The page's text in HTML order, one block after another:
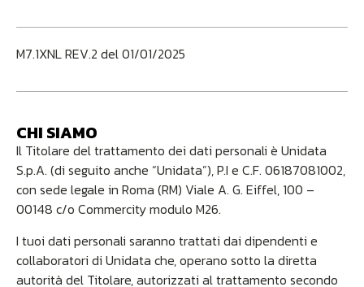
M7.1XNL REV.2 del 01/01/2025
CHI SIAMO
Il Titolare del trattamento dei dati personali è Unidata
S.p.A. (di seguito anche “Unidata”), P.I e C.F. 06187081002,
con sede legale in Roma (RM) Viale A. G. Eiffel, 100 –
00148 c/o Commercity modulo M26.
I tuoi dati personali saranno trattati dai dipendenti e
collaboratori di Unidata che, operano sotto la diretta
autorità del Titolare, autorizzati al trattamento secondo